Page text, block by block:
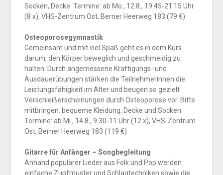
Socken, Decke. Termine: ab Mo., 12.8., 19.45-21.15 Uhr
(8 x), VHS-Zentrum Ost, Berner Heerweg 183 (79 €)
Osteoporosegymnastik
Gemeinsam und mit viel Spaß geht es in dem Kurs
darum, den Körper beweglich und geschmeidig zu
halten. Durch angemessene Kräftigungs- und
Ausdauerübungen stärken die Teilnehmerinnen die
Leistungsfähigkeit im Alter und beugen so gezielt
Verschleißerscheinungen durch Osteoporose vor. Bitte
mitbringen: bequeme Kleidung, Decke und Socken.
Termine: ab Mi., 14.8., 9.30-11 Uhr (12 x), VHS-Zentrum
Ost, Berner Heerweg 183 (119 €)
Gitarre für Anfänger – Songbegleitung
Anhand populärer Lieder aus Folk und Pop werden
einfache Zupfmuster und Schlagtechniken sowie die